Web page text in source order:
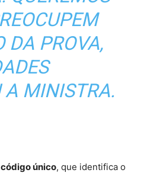
DA PROVA,
A MINISTRA.
único, que identifica o